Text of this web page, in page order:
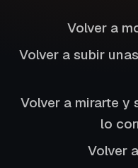
Volver a
Volver a subir
Volver a mirarte y
lo
Volver